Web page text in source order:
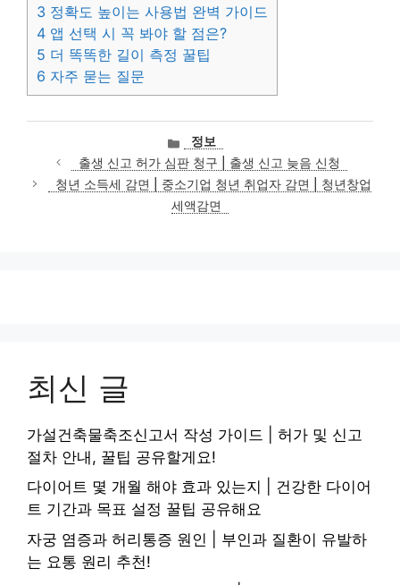
3 정확도 높이는 사용법 완벽 가이드
4 앱 선택 시 꼭 봐야 할 점은?
5 더 똑똑한 길이 측정 꿀팁
6 자주 묻는 질문
카
테
고
리
정보
출생 신고 허가 심판 청구 | 출생 신고 늦음 신청
청년 소득세 감면 | 중소기업 청년 취업자 감면 | 청년창업
세액감면
최신 글
가설건축물축조신고서 작성 가이드 | 허가 및 신고
절차 안내, 꿀팁 공유할게요!
다이어트 몇 개월 해야 효과 있는지 | 건강한 다이어
트 기간과 목표 설정 꿀팁 공유해요
자궁 염증과 허리통증 원인 | 부인과 질환이 유발하
는 요통 원리 추천!